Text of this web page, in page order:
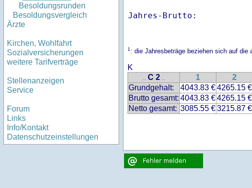
Besoldungsrunden
Besoldungsvergleich
Ärzte
Kirchen, Wohlfahrt
Sozialversicherungen
weitere Tarifverträge
Stellenanzeigen
Service
Forum
Links
Info/Kontakt
Datenschutzeinstellungen
Jahres-
1: die Jahresbeträge beziehen sich auf die
K
.. C 2 .. 1 2
Grundgehalt:
4043.83 €4265.15 €
Brutto gesamt: 4043.83 €4265.15 €
Netto gesamt: 3085.55 €3215.87 €